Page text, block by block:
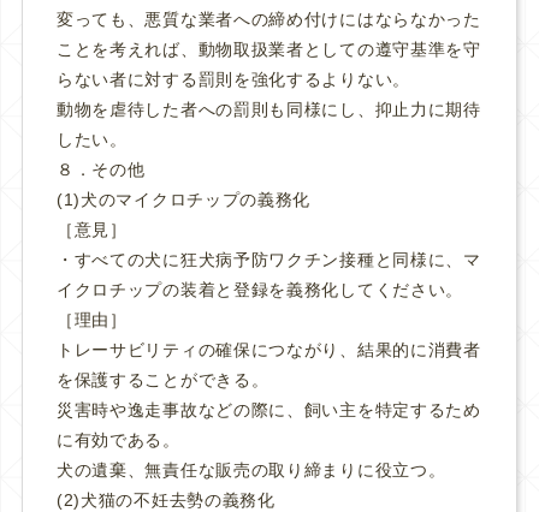
変っても、悪質な業者への締め付けにはならなかった
ことを考えれば、動物取扱業者としての遵守基準を守
らない者に対する罰則を強化するよりない。
動物を虐待した者への罰則も同様にし、抑止力に期待
したい。
８．その他
(1)犬のマイクロチップの義務化
［意見］
・すべての犬に狂犬病予防ワクチン接種と同様に、マ
イクロチップの装着と登録を義務化してください。
［理由］
トレーサビリティの確保につながり、結果的に消費者
を保護することができる。
災害時や逸走事故などの際に、飼い主を特定するため
に有効である。
犬の遺棄、無責任な販売の取り締まりに役立つ。
(2)犬猫の不妊去勢の義務化